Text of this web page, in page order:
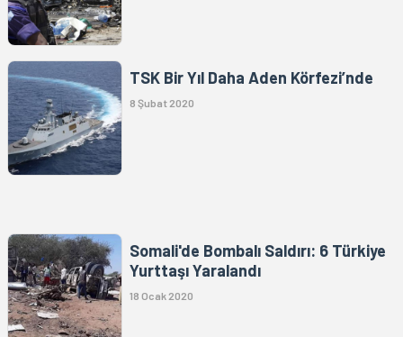
TSK Bir Yıl Daha Aden Körfezi’nde
8 Şubat 2020
Somali'de Bombalı Saldırı: 6 Türkiye
Yurttaşı Yaralandı
18 Ocak 2020